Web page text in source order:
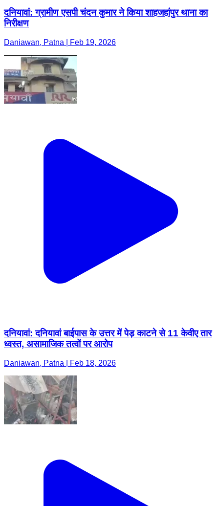
दनियावां: ग्रामीण एसपी चंदन कुमार ने किया शाहजहांपुर थाना का
निरीक्षण
Daniawan, Patna | Feb 19, 2026
दनियावां: दनियावां बाईपास के उत्तर में पेड़ काटने से 11 केवीए तार
ध्वस्त, असामाजिक तत्वों पर आरोप
Daniawan, Patna | Feb 18, 2026